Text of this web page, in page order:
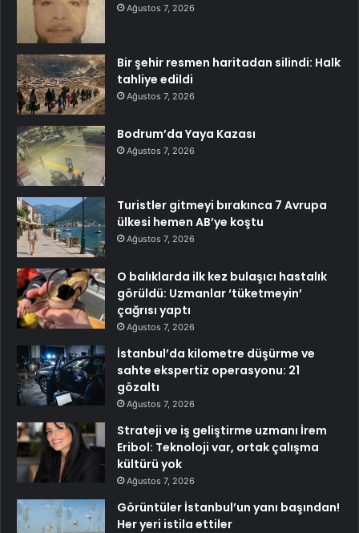
Ağustos 7, 2026
Bir şehir resmen haritadan silindi: Halk
tahliye edildi
Ağustos 7, 2026
Bodrum’da Yaya Kazası
Ağustos 7, 2026
Turistler gitmeyi bırakınca 7 Avrupa
ülkesi hemen AB’ye koştu
Ağustos 7, 2026
O balıklarda ilk kez bulaşıcı hastalık
görüldü: Uzmanlar ‘tüketmeyin’
çağrısı yaptı
Ağustos 7, 2026
İstanbul’da kilometre düşürme ve
sahte ekspertiz operasyonu: 21
gözaltı
Ağustos 7, 2026
Strateji ve iş geliştirme uzmanı İrem
Eribol: Teknoloji var, ortak çalışma
kültürü yok
Ağustos 7, 2026
Görüntüler İstanbul’un yanı başından!
Her yeri istila ettiler